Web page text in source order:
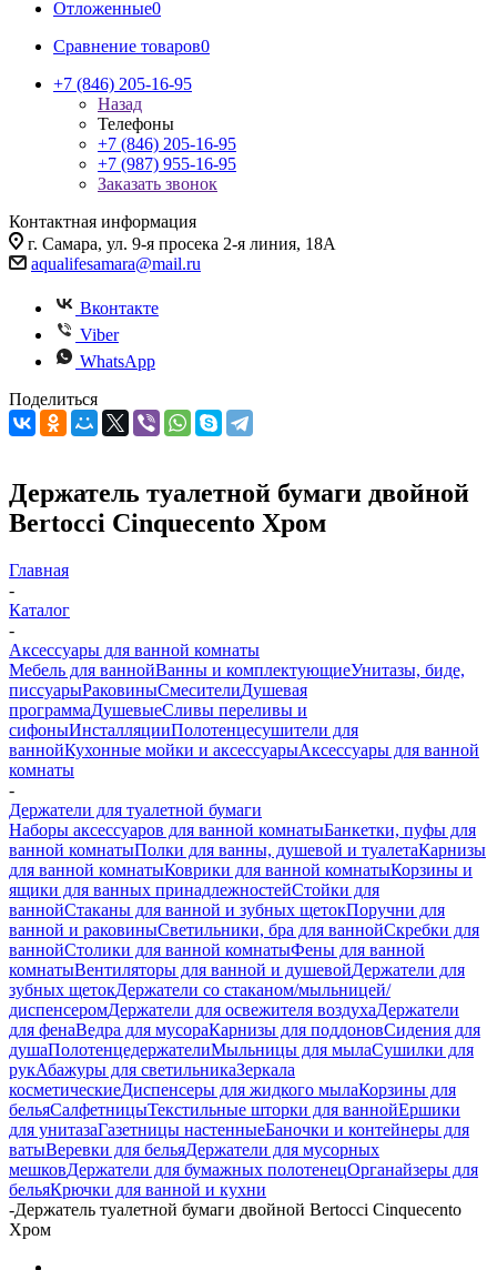
Отложенные0
Сравнение товаров0
+7 (846) 205-16-95
Назад
Телефоны
+7 (846) 205-16-95
+7 (987) 955-16-95
Заказать звонок
Контактная информация
г. Самара, ул. 9-я просека 2-я линия, 18А
aqualifesamara@mail.ru
Вконтакте
Viber
WhatsApp
Поделиться
Держатель туалетной бумаги двойной
Bertocci Cinquecento Хром
Главная
-
Каталог
-
Аксессуары для ванной комнаты
Мебель для ваннойВанны и комплектующиеУнитазы, биде,
писсуарыРаковиныСмесителиДушевая
программаДушевыеСливы переливы и
сифоныИнсталляцииПолотенцесушители для
ваннойКухонные мойки и аксессуарыАксессуары для ванной
комнаты
-
Держатели для туалетной бумаги
Наборы аксессуаров для ванной комнатыБанкетки, пуфы для
ванной комнатыПолки для ванны, душевой и туалетаКарнизы
для ванной комнатыКоврики для ванной комнатыКорзины и
ящики для ванных принадлежностейСтойки для
ваннойСтаканы для ванной и зубных щетокПоручни для
ванной и раковиныСветильники, бра для ваннойСкребки для
ваннойСтолики для ванной комнатыФены для ванной
комнатыВентиляторы для ванной и душевойДержатели для
зубных щетокДержатели со стаканом/мыльницей/
диспенсеромДержатели для освежителя воздухаДержатели
для фенаВедра для мусораКарнизы для поддоновСидения для
душаПолотенцедержателиМыльницы для мылаСушилки для
рукАбажуры для светильникаЗеркала
косметическиеДиспенсеры для жидкого мылаКорзины для
бельяСалфетницыТекстильные шторки для ваннойЕршики
для унитазаГазетницы настенныеБаночки и контейнеры для
ватыВеревки для бельяДержатели для мусорных
мешковДержатели для бумажных полотенецОрганайзеры для
бельяКрючки для ванной и кухни
-Держатель туалетной бумаги двойной Bertocci Cinquecento
Хром